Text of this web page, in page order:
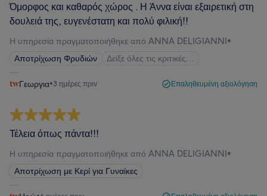
Όμορφος και καθαρός χώρος . Η Άννα είναι εξαιρετική στη
δουλειά της, ευγενέστατη και πολύ φιλική!!
Η υπηρεσία πραγματοποιήθηκε από ANNA DELIGIANNI•
Αποτρίχωση Φρυδιών
Δείξε όλες τις κριτικές…
Γεωργια•3 ημέρες πριν Επαληθευμένη αξιολόγηση
Τέλεια όπως πάντα!!!
Η υπηρεσία πραγματοποιήθηκε από ANNA DELIGIANNI•
Αποτρίχωση με Κερί για Γυναίκες